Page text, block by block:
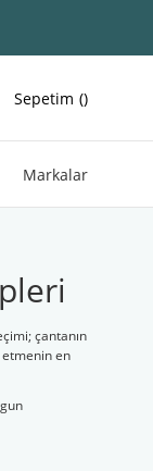
Sepetim
Markalar
çantanın
etmenin en